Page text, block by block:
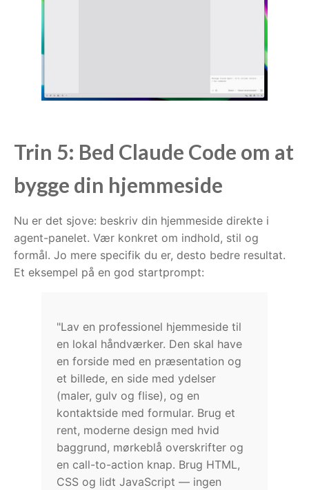
Trin 5: Bed Claude Code om at
bygge din hjemmeside
Nu er det sjove: beskriv din hjemmeside direkte i
agent-panelet. Vær konkret om indhold, stil og
formål. Jo mere specifik du er, desto bedre resultat.
Et eksempel på en god startprompt:
"Lav en professionel hjemmeside til
en lokal håndværker. Den skal have
en forside med en præsentation og
et billede, en side med ydelser
(maler, gulv og flise), og en
kontaktside med formular. Brug et
rent, moderne design med hvid
baggrund, mørkeblå overskrifter og
en call-to-action knap. Brug HTML,
CSS og lidt JavaScript — ingen